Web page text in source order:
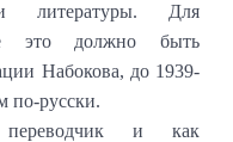
литературы. Для
это должно быть
Набокова, до 1939-
по-русски.
и как